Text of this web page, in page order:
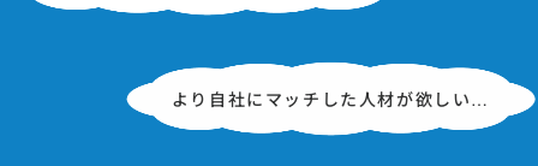
より自社にマッチした人材が欲しい…